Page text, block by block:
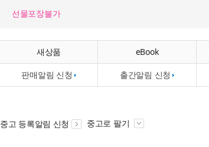
선물포장불가
새상품 eBook
판매알림 신청 출간알림 신청
중고 등록알림 신청 중고로 팔기